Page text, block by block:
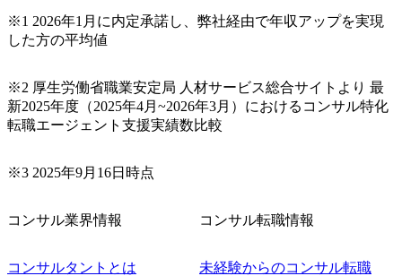
※1 2026年1月に内定承諾し、弊社経由で年収アップを実現
した方の平均値
※2 厚生労働省職業安定局 人材サービス総合サイトより 最
新2025年度（2025年4月~2026年3月）におけるコンサル特化
転職エージェント支援実績数比較
※3 2025年9月16日時点
コンサル業界情報
コンサルタントとは
コンサル転職情報
未経験からのコンサル転職